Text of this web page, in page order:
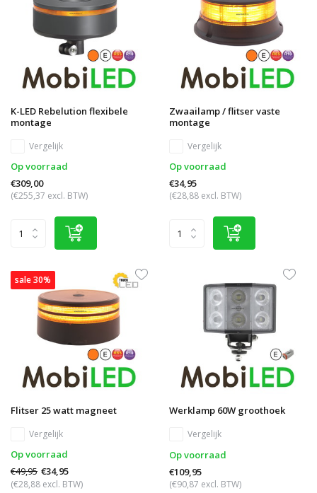
K-LED Rebelution flexibele
montage
Vergelijk
Op voorraad
€309,00
(€255,37 excl. BTW)
Zwaailamp / flitser vaste
montage
Vergelijk
Op voorraad
€34,95
(€28,88 excl. BTW)
sale 30%
Flitser 25 watt magneet
Vergelijk
Op voorraad
€49,95 €34,95
(€28,88 excl. BTW)
Werklamp 60W groothoek
Vergelijk
Op voorraad
€109,95
(€90,87 excl. BTW)